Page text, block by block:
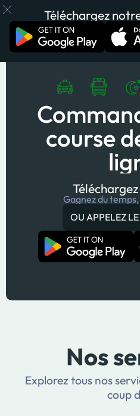
Téléchargez
course
Gagnez du
OU APPELEZ LE
Nos
Explorez tous nos
coup